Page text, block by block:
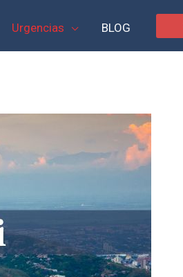
Urgencias BLOG